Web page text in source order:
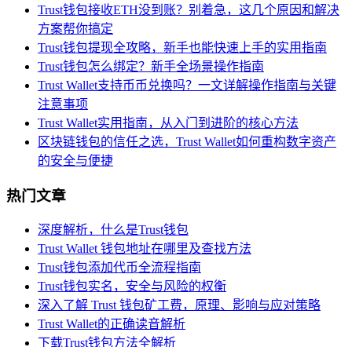
Trust钱包接收ETH没到账？别着急，这几个原因和解决
方案帮你搞定
Trust钱包提现全攻略，新手也能快速上手的实用指南
Trust钱包怎么绑定？新手全场景操作指南
Trust Wallet支持币币兑换吗？一文详解操作指南与关键
注意事项
Trust Wallet实用指南，从入门到进阶的核心方法
区块链钱包的信任之选，Trust Wallet如何重构数字资产
的安全与便捷
热门文章
深度解析，什么是Trust钱包
Trust Wallet 钱包地址在哪里及查找方法
Trust钱包添加代币全流程指南
Trust钱包实名，安全与风险的权衡
深入了解 Trust 钱包矿工费，原理、影响与应对策略
Trust Wallet的正确读音解析
下载Trust钱包方法全解析